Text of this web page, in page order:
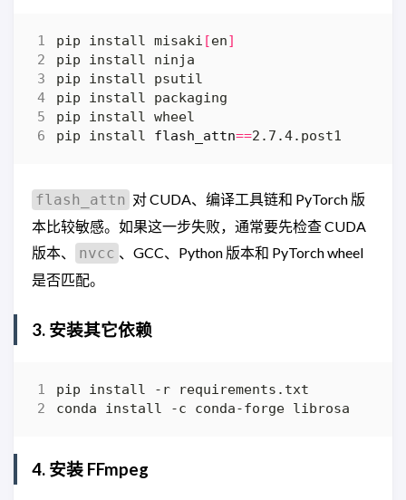
pip install misaki [en]
pip install flash_attn==
flash_attn 对 CUDA、编译工具链和 PyTorch 版
本比较敏感。如果这一步失败，通常要先检查 CUDA
版本、
nvcc 、GCC、Python 版本和 PyTorch wheel
是否匹配。
3. 安装其它依赖
4. 安装 FFmpeg